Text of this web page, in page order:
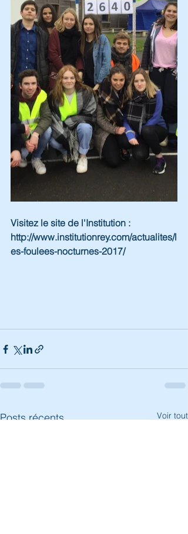
Visitez le site de l'Institution :
http://www.institutionrey.com/actualites/l
es-foulees-nocturnes-2017/
Posts récents Voir tout